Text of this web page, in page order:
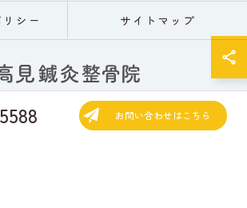
お問い合わせはこちら
シー サイトマップ
なら高見鍼灸整骨院 ALL RIGHTS RESERVED.